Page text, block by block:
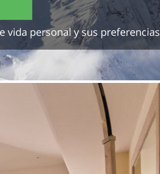
vida personal y sus preferencias